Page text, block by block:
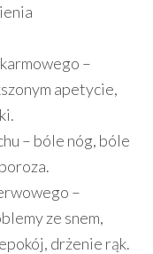
–
apetycie,
– bóle nóg, bóle
–
ze snem,
drżenie rąk.